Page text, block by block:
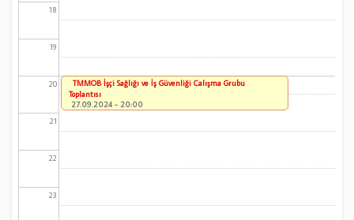
18
19
20
21
22
23
TMMOB İşçi Sağlığı ve İş Güvenliği Çalışma Grubu
Toplantısı
27.09.2024 - 20:00